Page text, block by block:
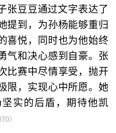
张豆豆通过文字表达了
提到，为孙杨能够重归
喜悦，同时也为他始终
气和决心感到自豪。张
比赛中尽情享受，抛开
限，实现心中所愿。她
实的后盾，期待他凯
）